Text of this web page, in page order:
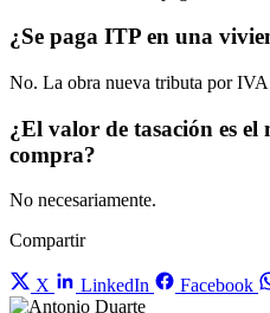
¿Se paga ITP en una
No. La obra nueva tributa por
¿El valor de tasación es el
compra?
No necesariamente.
Compartir
X LinkedIn Facebook